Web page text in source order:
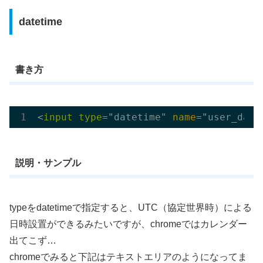
datetime
書き方
<input type="datetime" name
説明・サンプル
typeをdatetimeで指定すると、UTC（協定世界時）による
日時設置ができるみたいですが、chromeではカレンダー
出てこず…
chromeでみると下記はテキストエリアのようになってま